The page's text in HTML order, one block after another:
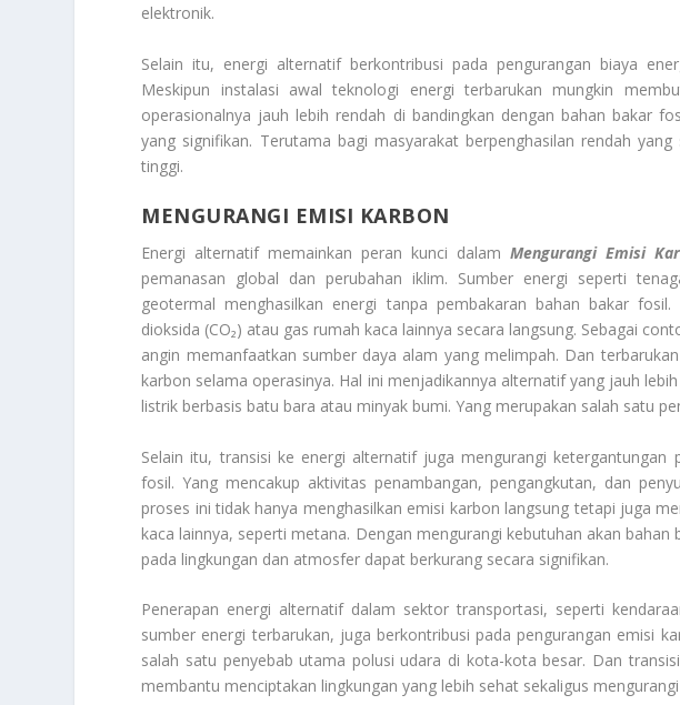
elektronik.
Selain itu, energi alternatif berkontribusi pada pengurangan biaya
Meskipun instalasi awal teknologi energi terbarukan mungkin
operasionalnya jauh lebih rendah di bandingkan dengan bahan bakar
yang signifikan. Terutama bagi masyarakat berpenghasilan rendah
tinggi.
MENGURANGI EMISI KARBON
Energi alternatif memainkan peran kunci dalamMengurangi Emisi
pemanasan global dan perubahan iklim. Sumber energi seperti
geotermal menghasilkan energi tanpa pembakaran bahan bakar
dioksida (CO₂) atau gas rumah kaca lainnya secara langsung. Sebagai
angin memanfaatkan sumber daya alam yang melimpah. Dan
karbon selama operasinya. Hal ini menjadikannya alternatif yang jauh
listrik berbasis batu bara atau minyak bumi. Yang merupakan salah satu
Selain itu, transisi ke energi alternatif juga mengurangi ketergantungan
fosil. Yang mencakup aktivitas penambangan, pengangkutan, dan
proses ini tidak hanya menghasilkan emisi karbon langsung tetapi juga
kaca lainnya, seperti metana. Dengan mengurangi kebutuhan akan
pada lingkungan dan atmosfer dapat berkurang secara signifikan.
Penerapan energi alternatif dalam sektor transportasi, seperti
sumber energi terbarukan, juga berkontribusi pada pengurangan emisi
salah satu penyebab utama polusi udara di kota-kota besar. Dan
membantu menciptakan lingkungan yang lebih sehat sekaligus